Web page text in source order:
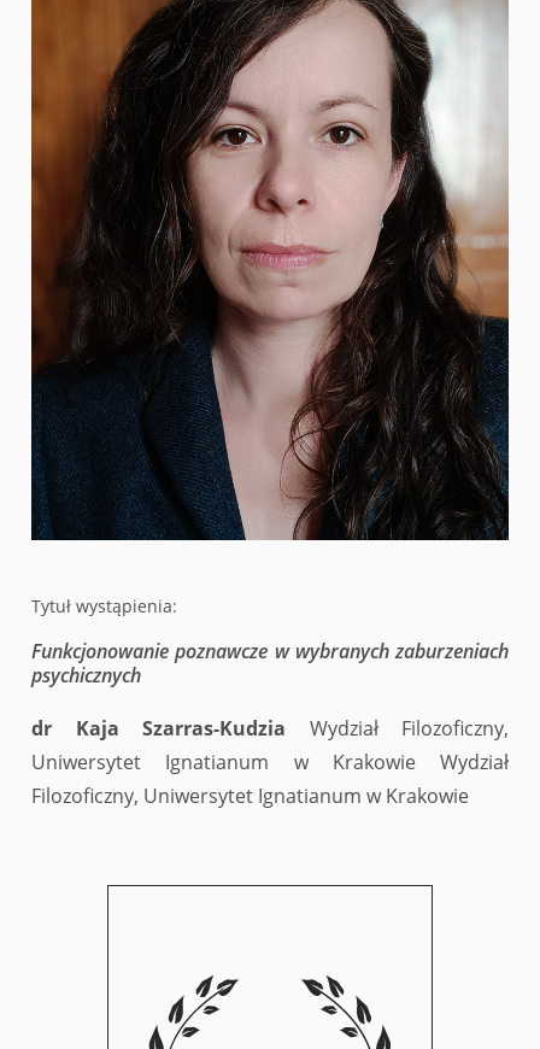
Tytuł wystąpienia:
Funkcjonowanie poznawcze w wybranych zaburzeniach
psychicznych
dr Kaja Szarras-Kudzia Wydział Filozoficzny,
Uniwersytet Ignatianum w Krakowie Wydział
Filozoficzny, Uniwersytet Ignatianum w Krakowie